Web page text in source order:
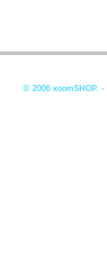
© 2006 xoomSHOP. -